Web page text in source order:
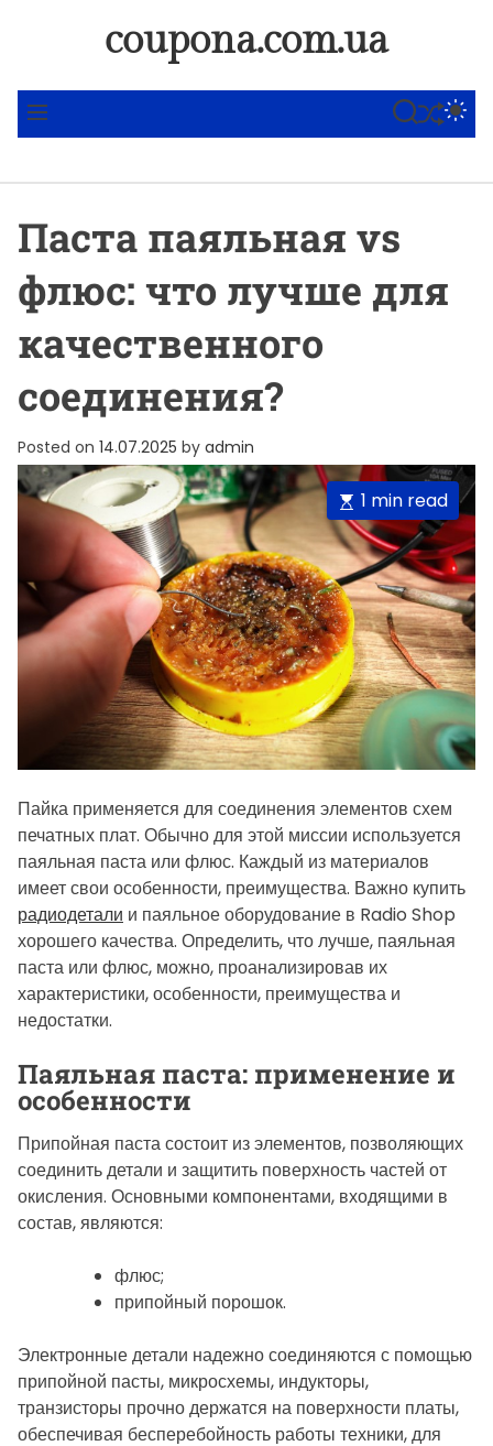
c
coupona.com.ua
S
W
C
O
R
SHUFFLE
S
E
C
M
Паста паяльная vs
флюс: что лучше для
качественного
соединения?
Posted on 14.07.2025 by admin
E
s
t
i
m
a
t
e
d
r
e
a
d
t
i
m
e
1 min read
Пайка применяется для соединения элементов схем
печатных плат. Обычно для этой миссии используется
паяльная паста или флюс. Каждый из материалов
имеет свои особенности, преимущества. Важно купить
радиодетали и паяльное оборудование в Radio Shop
хорошего качества. Определить, что лучше, паяльная
паста или флюс, можно, проанализировав их
характеристики, особенности, преимущества и
недостатки.
Паяльная паста: применение и
особенности
Припойная паста состоит из элементов, позволяющих
соединить детали и защитить поверхность частей от
окисления. Основными компонентами, входящими в
состав, являются:
флюс;
припойный порошок.
Электронные детали надежно соединяются с помощью
припойной пасты, микросхемы, индукторы,
транзисторы прочно держатся на поверхности платы,
обеспечивая бесперебойность работы техники, для